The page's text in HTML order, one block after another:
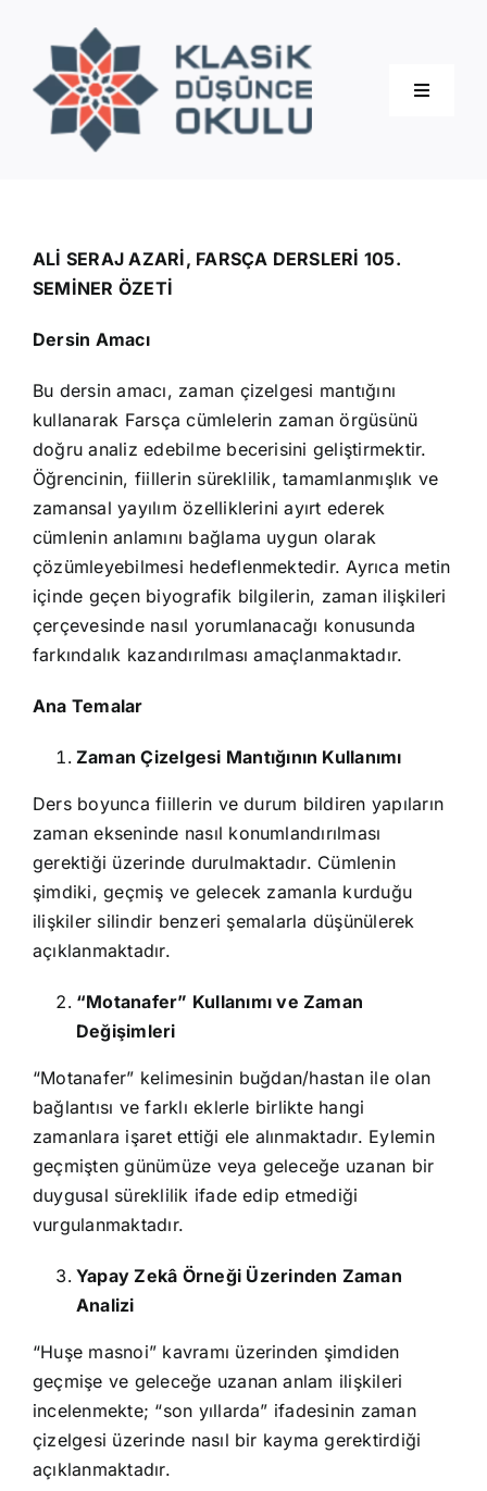
content
Toggle
Eğitimler
İletişim
ALİ SERAJ AZARİ, FARSÇA DERSLERİ 105.
SEMİNER ÖZETİ
Dersin Amacı
Bu dersin amacı, zaman çizelgesi mantığını
kullanarak Farsça cümlelerin zaman örgüsünü
doğru analiz edebilme becerisini geliştirmektir.
Öğrencinin, fiillerin süreklilik, tamamlanmışlık ve
zamansal yayılım özelliklerini ayırt ederek
cümlenin anlamını bağlama uygun olarak
çözümleyebilmesi hedeflenmektedir. Ayrıca metin
içinde geçen biyografik bilgilerin, zaman ilişkileri
çerçevesinde nasıl yorumlanacağı konusunda
farkındalık kazandırılması amaçlanmaktadır.
Ana Temalar
Zaman Çizelgesi Mantığının Kullanımı
Ders boyunca fiillerin ve durum bildiren yapıların
zaman ekseninde nasıl konumlandırılması
gerektiği üzerinde durulmaktadır. Cümlenin
şimdiki, geçmiş ve gelecek zamanla kurduğu
ilişkiler silindir benzeri şemalarla düşünülerek
açıklanmaktadır.
“Motanafer” Kullanımı ve Zaman
Değişimleri
“Motanafer” kelimesinin buğdan/hastan ile olan
bağlantısı ve farklı eklerle birlikte hangi
zamanlara işaret ettiği ele alınmaktadır. Eylemin
geçmişten günümüze veya geleceğe uzanan bir
duygusal süreklilik ifade edip etmediği
vurgulanmaktadır.
Yapay Zekâ Örneği Üzerinden Zaman
Analizi
“Huşe masnoi” kavramı üzerinden şimdiden
geçmişe ve geleceğe uzanan anlam ilişkileri
incelenmekte; “son yıllarda” ifadesinin zaman
çizelgesi üzerinde nasıl bir kayma gerektirdiği
açıklanmaktadır.